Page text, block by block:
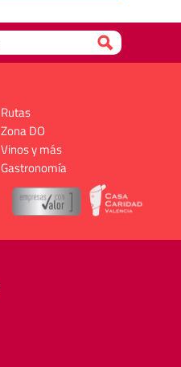
Rutas
Zona DO
Vinos y más
Gastronomía